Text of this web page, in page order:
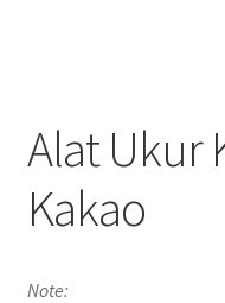
Alat Ukur
Kakao
Note: